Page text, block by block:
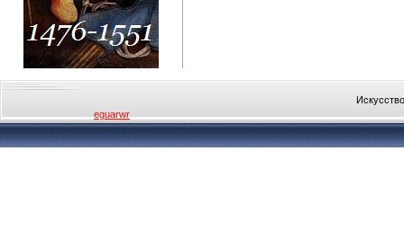
eguarwr